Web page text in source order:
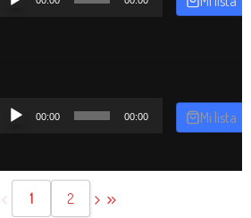
Reproductor
00:00 00:00 Mi lista
1 2